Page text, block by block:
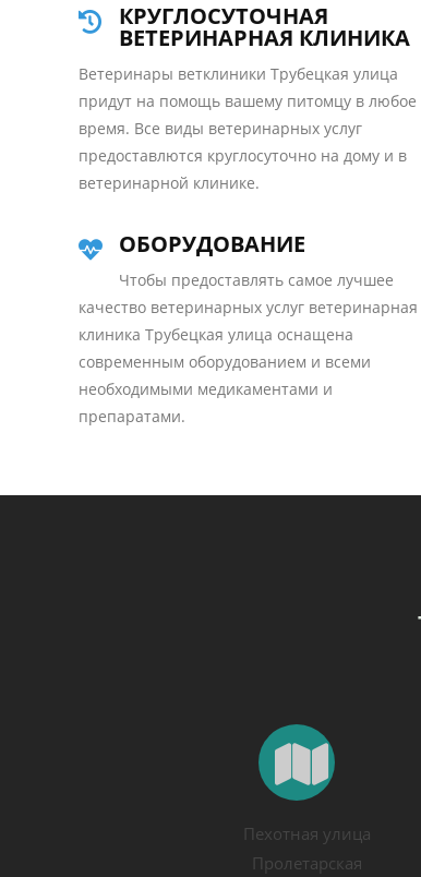
КРУГЛОСУТОЧНАЯ
ВЕТЕРИНАРНАЯ КЛИНИКА
Ветеринары ветклиники Трубецкая улица
придут на помощь вашему питомцу в любое
время. Все виды ветеринарных услуг
предоставлются круглосуточно на дому и в
ветеринарной клинике.
ОБОРУДОВАНИЕ
Чтобы предоставлять самое лучшее
качество ветеринарных услуг ветеринарная
клиника Трубецкая улица оснащена
современным оборудованием и всеми
необходимыми медикаментами и
препаратами.
Пехотная улица
Пролетарская